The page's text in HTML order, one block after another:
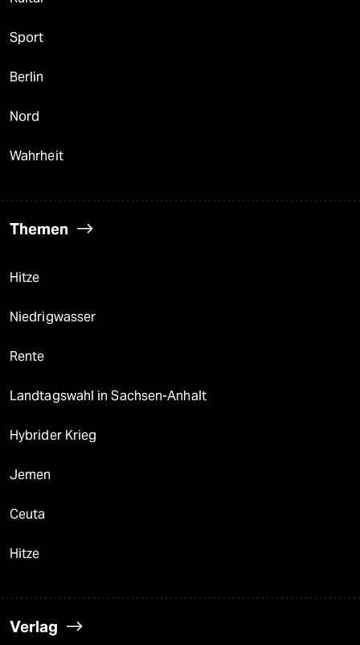
Sport
Berlin
Nord
Wahrheit
Themen
Hitze
Niedrigwasser
Rente
Landtagswahl in Sachsen-Anhalt
Hybrider Krieg
Jemen
Ceuta
Hitze
Verlag